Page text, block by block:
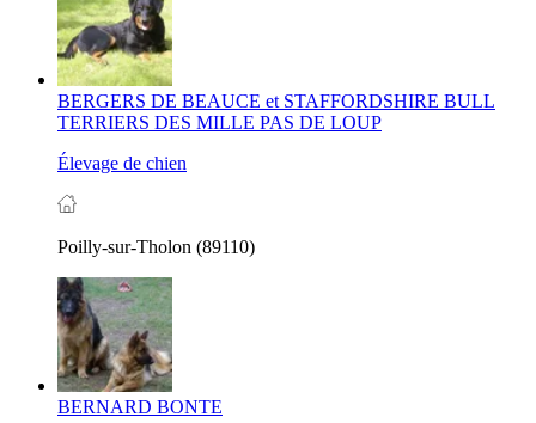
BERGERS DE BEAUCE et STAFFORDSHIRE BULL
TERRIERS DES MILLE PAS DE LOUP
Élevage de chien
Poilly-sur-Tholon (89110)
BERNARD BONTE